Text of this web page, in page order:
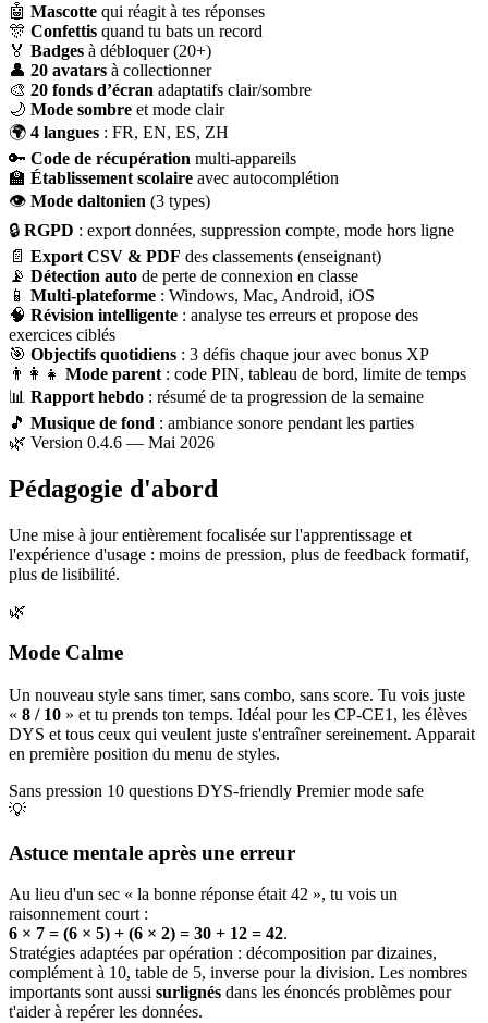
🤖 Mascotte qui réagit à tes réponses
🎊 Confettis quand tu bats un record
🏅 Badges à débloquer (20+)
👤 20 avatars à collectionner
🎨 20 fonds d’écran adaptatifs clair/sombre
🌙 Mode sombre et mode clair
🌍 4 langues : FR, EN, ES, ZH
🔑 Code de récupération multi-appareils
🏫 Établissement scolaire avec autocomplétion
👁 Mode daltonien (3 types)
🔒 RGPD : export données, suppression compte, mode hors ligne
📄 Export CSV & PDF des classements (enseignant)
📡 Détection auto de perte de connexion en classe
📱 Multi-plateforme : Windows, Mac, Android, iOS
🧠 Révision intelligente : analyse tes erreurs et propose des
exercices ciblés
🎯 Objectifs quotidiens : 3 défis chaque jour avec bonus XP
👨‍👩‍👧 Mode parent : code PIN, tableau de bord, limite de temps
📊 Rapport hebdo : résumé de ta progression de la semaine
🎵 Musique de fond : ambiance sonore pendant les parties
🌿 Version 0.4.6 — Mai 2026
Pédagogie d'abord
Une mise à jour entièrement focalisée sur l'apprentissage et
l'expérience d'usage : moins de pression, plus de feedback formatif,
plus de lisibilité.
🌿
Mode Calme
Un nouveau style sans timer, sans combo, sans score. Tu vois juste
« 8 / 10 » et tu prends ton temps. Idéal pour les CP-CE1, les élèves
DYS et tous ceux qui veulent juste s'entraîner sereinement. Apparait
en première position du menu de styles.
Sans pression 10 questions DYS-friendly Premier mode safe
💡
Astuce mentale après une erreur
Au lieu d'un sec « la bonne réponse était 42 », tu vois un
raisonnement court :
6 × 7 = (6 × 5) + (6 × 2) = 30 + 12 = 42.
Stratégies adaptées par opération : décomposition par dizaines,
complément à 10, table de 5, inverse pour la division. Les nombres
importants sont aussi surlignés dans les énoncés problèmes pour
t'aider à repérer les données.